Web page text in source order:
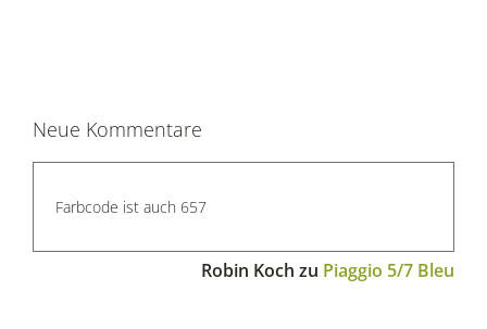
Neue Kommentare
Farbcode ist auch 657
Robin Koch zu Piaggio 5/7 Bleu